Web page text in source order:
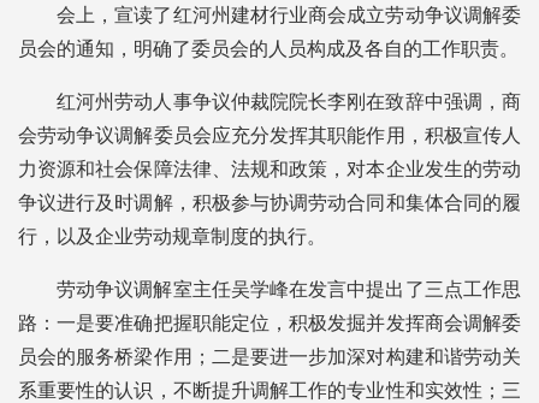
会上，宣读了红河州建材行业商会成立劳动争议调解委
员会的通知，明确了委员会的人员构成及各自的工作职责。
红河州劳动人事争议仲裁院院长李刚在致辞中强调，商
会劳动争议调解委员会应充分发挥其职能作用，积极宣传人
力资源和社会保障法律、法规和政策，对本企业发生的劳动
争议进行及时调解，积极参与协调劳动合同和集体合同的履
行，以及企业劳动规章制度的执行。
劳动争议调解室主任吴学峰在发言中提出了三点工作思
路：一是要准确把握职能定位，积极发掘并发挥商会调解委
员会的服务桥梁作用；二是要进一步加深对构建和谐劳动关
系重要性的认识，不断提升调解工作的专业性和实效性；三